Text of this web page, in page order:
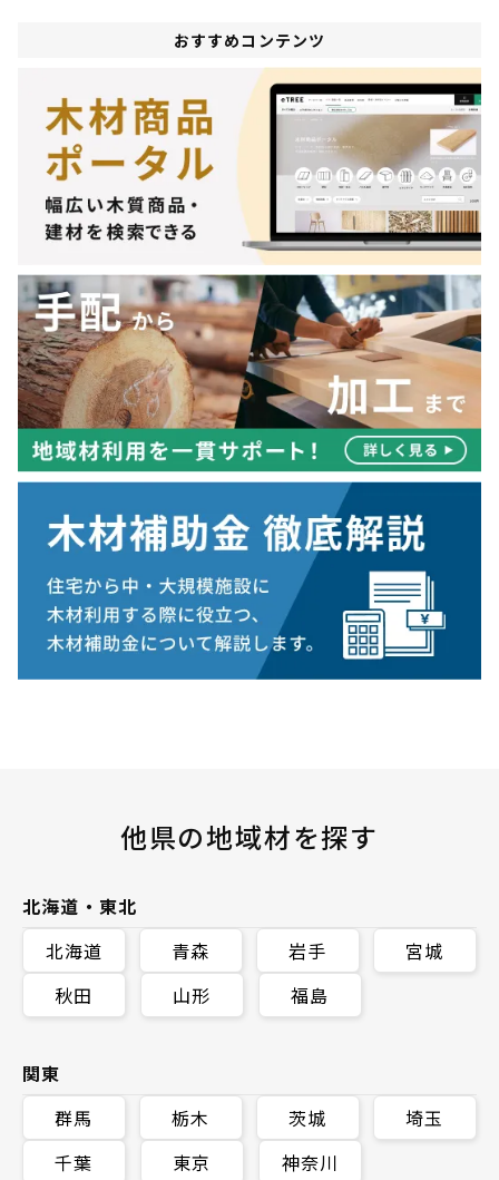
おすすめコンテンツ
他県の地域材を探す
北海道・東北
北海道
青森 岩手
宮城
秋田
山形 福島
関東
群馬
栃木 茨城
埼玉
千葉
東京 神奈川